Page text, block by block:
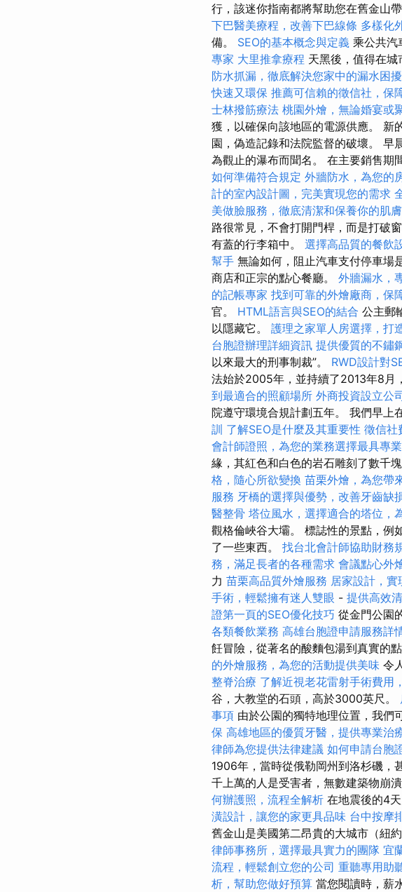
行，該迷你指南都將幫助您在舊金山
下巴醫美療程，改善下巴線條 多樣化
備。 SEO的基本概念與定義 乘公共汽
專家 大里推拿療程 天黑後，值得在城
防水抓漏，徹底解決您家中的漏水困擾
快速又環保 推薦可信賴的徵信社，保
士林撥筋療法 桃園外燴，無論婚宴或
獲，以確保向該地區的電源供應。 新
園，偽造記錄和法院監督的破壞。 早
為觀止的瀑布而聞名。 在主要銷售期
如何準備符合規定 外牆防水，為您的
計的室內設計圖，完美實現您的需求
美做臉服務，徹底清潔和保養你的肌膚
路很常見，不會打開門桿，而是打破窗
有蓋的行李箱中。 選擇高品質的餐飲
幫手 無論如何，阻止汽車支付停車場
商店和正宗的點心餐廳。 外牆漏水，
的記帳專家 找到可靠的外燴廠商，保
官。 HTML語言與SEO的結合 公主郵
以隱藏它。 護理之家單人房選擇，打
台胞證辦理詳細資訊 提供優質的不鏽
以來最大的刑事制裁”。 RWD設計對
法始於2005年，並持續了2013年8月
到最適合的照顧場所 外商投資設立公
院遵守環境合規計劃五年。 我們早上
訓 了解SEO是什麼及其重要性 徵信社
會計師證照，為您的業務選擇最具專
緣，其紅色和白色的岩石雕刻了數千
格，隨心所欲變換 苗栗外燴，為您帶
服務 牙橋的選擇與優勢，改善牙齒缺
醫整骨 塔位風水，選擇適合的塔位，
觀格倫峽谷大壩。 標誌性的景點，例
了一些東西。 找台北會計師協助財務
務，滿足長者的各種需求 會議點心外
力 苗栗高品質外燴服務 居家設計，
手術，輕鬆擁有迷人雙眼 - 提供高效
證第一頁的SEO優化技巧 從金門公園
各類餐飲業務 高雄台胞證申請服務詳
飪冒險，從著名的酸麵包湯到真實的
的外燴服務，為您的活動提供美味 令
整脊治療 了解近視老花雷射手術費用
谷，大教堂的石頭，高於3000英尺。
事項 由於公園的獨特地理位置，我們
保 高雄地區的優質牙醫，提供專業治
律師為您提供法律建議 如何申請台胞
1906年，當時從俄勒岡州到洛杉磯，
千上萬的人是受害者，無數建築物崩潰
何辦護照，流程全解析 在地震後的4
潢設計，讓您的家更具品味 台中按摩
舊金山是美國第二昂貴的大城市（紐
律師事務所，選擇最具實力的團隊 宜
流程，輕鬆創立您的公司 重聽專用助
析，幫助您做好預算 當您閱讀時，薪